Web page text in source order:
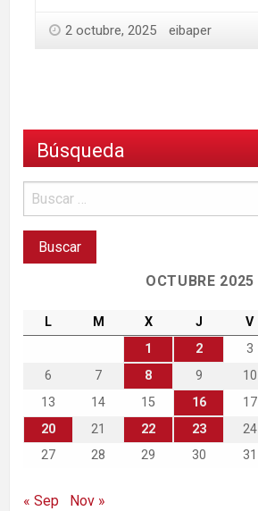
2 octubre, 2025 eibaper
Búsqueda
OCTUBRE 2025
L M X J V
1
2 3
6
7 8 9 10
13
14 15 16 17
20
21 22 23 24
27
28 29 30 31
« Sep Nov »